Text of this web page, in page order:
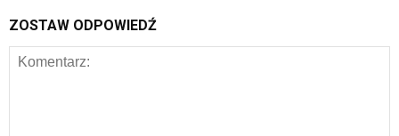
ZOSTAW ODPOWIEDŹ